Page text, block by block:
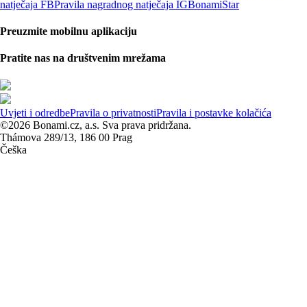
natječaja FBPravila nagradnog natječaja IGBonamiStar
Preuzmite mobilnu aplikaciju
Pratite nas na društvenim mrežama
Uvjeti i odredbePravila o privatnostiPravila i postavke kolačića
©2026 Bonami.cz, a.s. Sva prava pridržana.
Thámova 289/13, 186 00 Prag
Češka